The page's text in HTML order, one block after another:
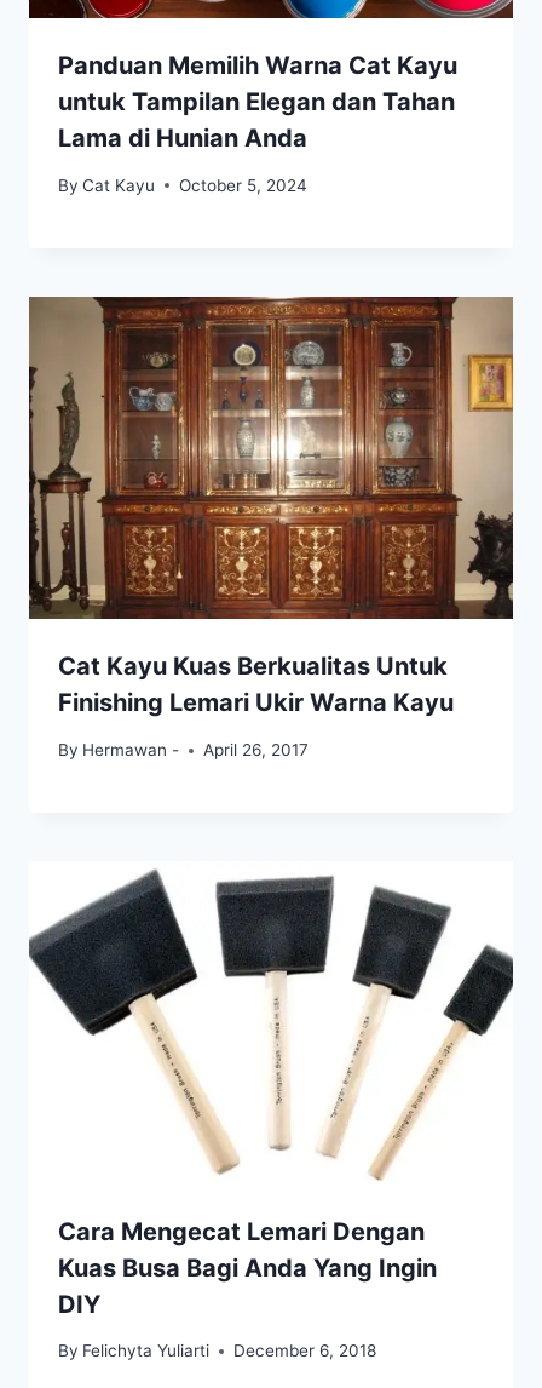
Panduan Memilih Warna Cat Kayu
untuk Tampilan Elegan dan Tahan
Lama di Hunian Anda
By Cat Kayu October 5, 2024
Cat Kayu Kuas Berkualitas Untuk
Finishing Lemari Ukir Warna Kayu
By Hermawan - April 26, 2017
Cara Mengecat Lemari Dengan
Kuas Busa Bagi Anda Yang Ingin
DIY
By Felichyta Yuliarti December 6, 2018